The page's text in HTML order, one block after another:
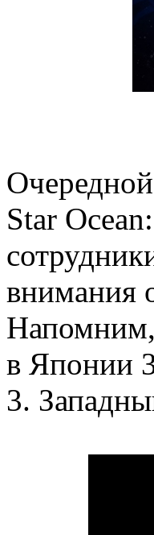
Star
внимания
Напомним,
в Японии
3.